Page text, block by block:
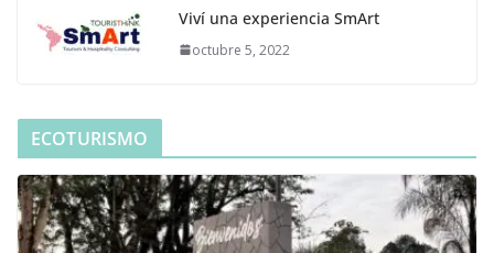
Viví una experiencia SmArt
octubre 5, 2022
ECOTURISMO